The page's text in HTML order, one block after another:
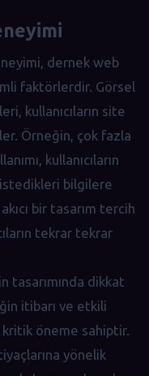
dernek web
faktörlerdir. Görsel
kullanıcıların site
Örneğin, çok fazla
kullanıcıların
istedikleri bilgilere
bir tasarım tercih
tekrar tekrar
tasarımında dikkat
itibarı ve etkili
öneme sahiptir.
yönelik